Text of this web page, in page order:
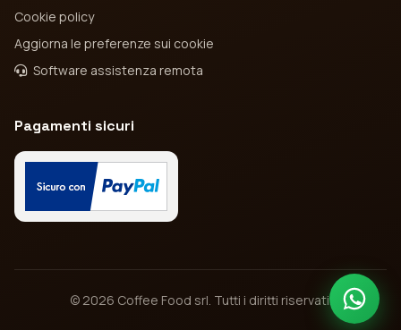
Cookie policy
Aggiorna le preferenze sui cookie
Software assistenza remota
Pagamenti sicuri
© 2026 Coffee Food srl. Tutti i diritti riservati.